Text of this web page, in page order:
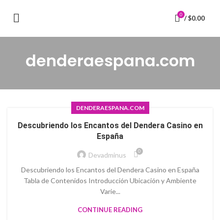
0 / $0.00
denderaespana.com
DENDERAESPANA.COM
Descubriendo los Encantos del Dendera Casino en
España
Devadminus 0
Descubriendo los Encantos del Dendera Casino en España
Tabla de Contenidos Introducción Ubicación y Ambiente
Varie...
CONTINUE READING